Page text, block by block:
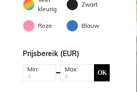
kleurig
Zwart
Roze Blauw
Prijsbereik (EUR)
Min: Max: OK